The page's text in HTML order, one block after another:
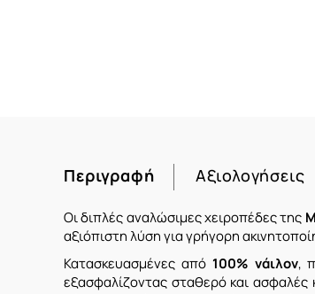
Περιγραφή Αξιολογήσεις
Οι διπλές αναλώσιμες χειροπέδες της
αξιόπιστη λύση για γρήγορη
Κατασκευασμένες από 100% νάιλον,
εξασφαλίζοντας σταθερό και